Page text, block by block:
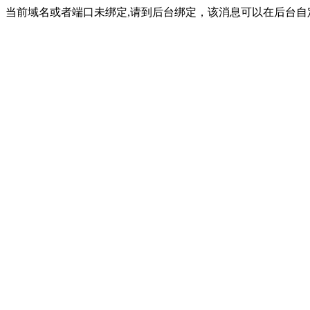
当前域名或者端口未绑定,请到后台绑定，该消息可以在后台自